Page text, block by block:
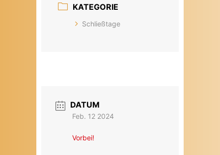
KATEGORIE
Schließtage
DATUM
Feb. 12 2024
Vorbei!